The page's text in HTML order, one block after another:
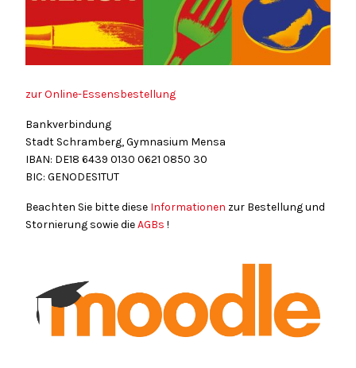
zur Online-Essensbestellung
Bankverbindung
Stadt Schramberg, Gymnasium Mensa
IBAN: DE18 6439 0130 0621 0850 30
BIC: GENODES1TUT
Beachten Sie bitte diese Informationen zur Bestellung und
Stornierung sowie dieAGBs !